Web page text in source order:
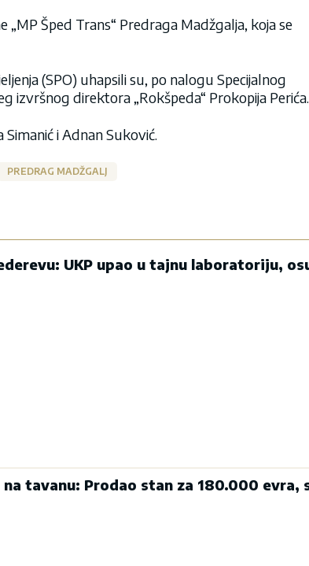
Šped Trans“ Predraga Madžgalja, koja se
(SPO) uhapsili su, po nalogu Specijalnog
izvršnog direktora „Rokšpeda“ Prokopija Perića.
Simanić i Adnan Suković.
PREDRAG MADŽGALJ
UKP upao u tajnu laboratoriju,
na tavanu: Prodao stan za 180.000 evra,